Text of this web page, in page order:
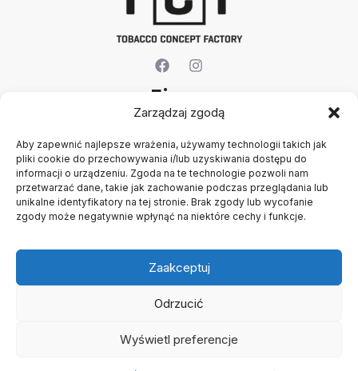
Zarządzaj zgodą
Aby zapewnić najlepsze wrażenia, używamy technologii takich jak
pliki cookie do przechowywania i/lub uzyskiwania dostępu do
informacji o urządzeniu. Zgoda na te technologie pozwoli nam
przetwarzać dane, takie jak zachowanie podczas przeglądania lub
unikalne identyfikatory na tej stronie. Brak zgody lub wycofanie
zgody może negatywnie wpłynąć na niektóre cechy i funkcje.
Zaakceptuj
Odrzucić
Wyświetl preferencje
Firma
Kontakt
Rejestracja firmy
Konto
Polityka prywatności
Regulamin
Copyright © 2026 B2B - Panel Hurtowy - TCF - Tobacco